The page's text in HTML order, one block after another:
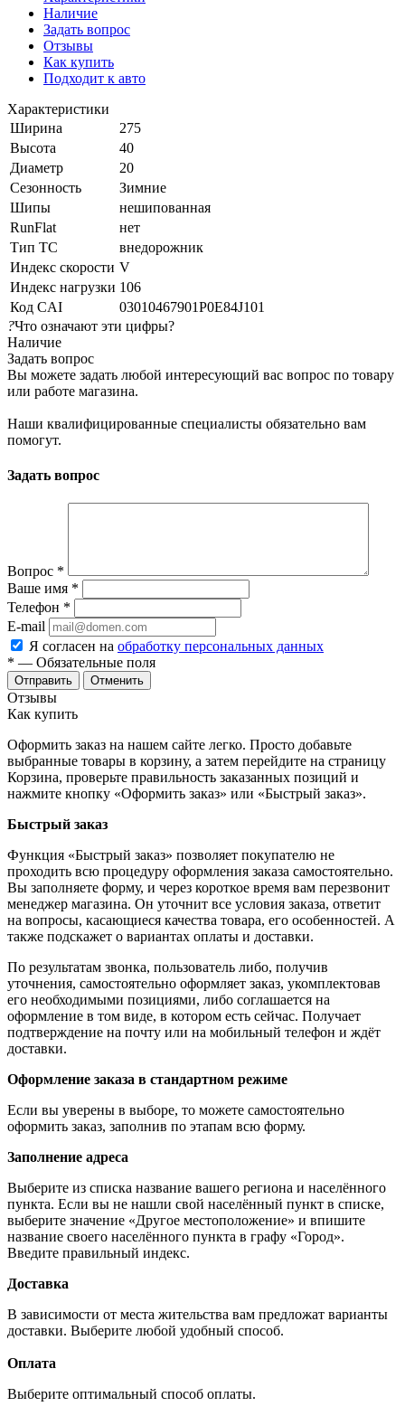
Наличие
Задать вопрос
Отзывы
Как купить
Подходит к авто
Характеристики
Ширина
275
Высота
40
Диаметр
20
Сезонность
Зимние
Шипы
нешипованная
RunFlat
нет
Тип ТС
внедорожник
Индекс скорости V
Индекс нагрузки 106
Код CAI
03010467901P0E84J101
?Что означают эти цифры?
Наличие
Задать вопрос
Вы можете задать любой интересующий вас вопрос по товару
или работе магазина.
Наши квалифицированные специалисты обязательно вам
помогут.
Задать вопрос
Вопрос *
Ваше имя *
Телефон *
E-mail
Я согласен на обработку персональных данных
* — Обязательные поля
Отменить
Отзывы
Как купить
Оформить заказ на нашем сайте легко. Просто добавьте
выбранные товары в корзину, а затем перейдите на страницу
Корзина, проверьте правильность заказанных позиций и
нажмите кнопку «Оформить заказ» или «Быстрый заказ».
Быстрый заказ
Функция «Быстрый заказ» позволяет покупателю не
проходить всю процедуру оформления заказа самостоятельно.
Вы заполняете форму, и через короткое время вам перезвонит
менеджер магазина. Он уточнит все условия заказа, ответит
на вопросы, касающиеся качества товара, его особенностей. А
также подскажет о вариантах оплаты и доставки.
По результатам звонка, пользователь либо, получив
уточнения, самостоятельно оформляет заказ, укомплектовав
его необходимыми позициями, либо соглашается на
оформление в том виде, в котором есть сейчас. Получает
подтверждение на почту или на мобильный телефон и ждёт
доставки.
Оформление заказа в стандартном режиме
Если вы уверены в выборе, то можете самостоятельно
оформить заказ, заполнив по этапам всю форму.
Заполнение адреса
Выберите из списка название вашего региона и населённого
пункта. Если вы не нашли свой населённый пункт в списке,
выберите значение «Другое местоположение» и впишите
название своего населённого пункта в графу «Город».
Введите правильный индекс.
Доставка
В зависимости от места жительства вам предложат варианты
доставки. Выберите любой удобный способ.
Оплата
Выберите оптимальный способ оплаты.